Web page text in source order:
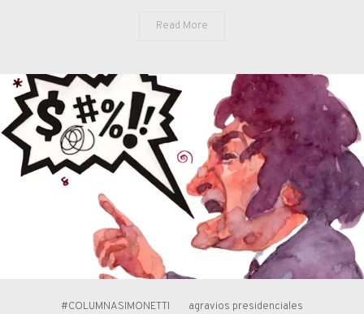
Read More
#COLUMNASIMONETTI agravios presidenciales